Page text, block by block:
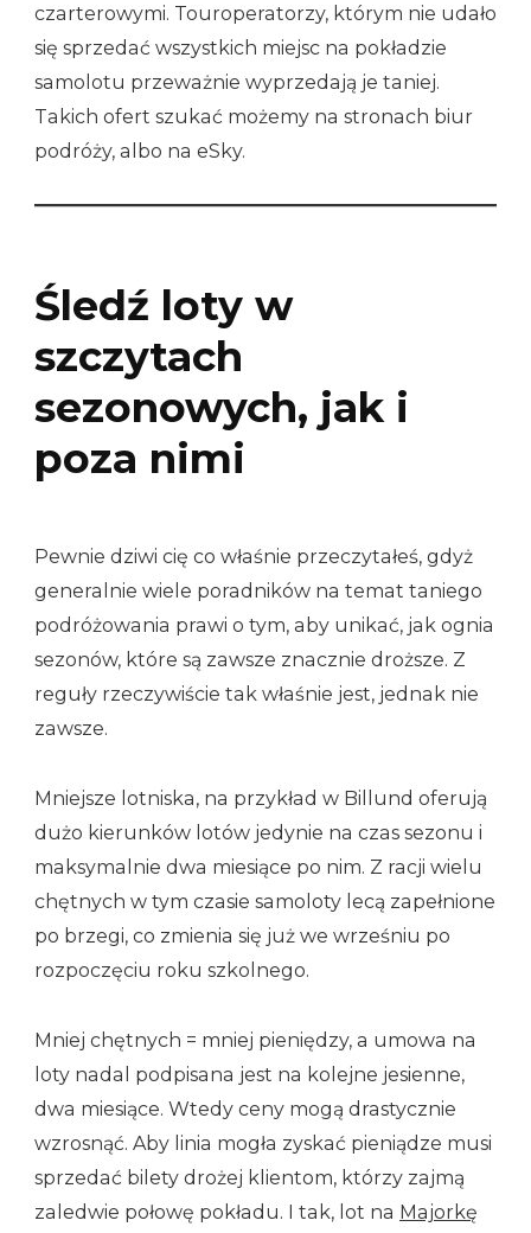
czarterowymi. Touroperatorzy, którym nie udało
się sprzedać wszystkich miejsc na pokładzie
samolotu przeważnie wyprzedają je taniej.
Takich ofert szukać możemy na stronach biur
podróży, albo na eSky.
Śledź loty w
szczytach
sezonowych, jak i
poza nimi
Pewnie dziwi cię co właśnie przeczytałeś, gdyż
generalnie wiele poradników na temat taniego
podróżowania prawi o tym, aby unikać, jak ognia
sezonów, które są zawsze znacznie droższe. Z
reguły rzeczywiście tak właśnie jest, jednak nie
zawsze.
Mniejsze lotniska, na przykład w Billund oferują
dużo kierunków lotów jedynie na czas sezonu i
maksymalnie dwa miesiące po nim. Z racji wielu
chętnych w tym czasie samoloty lecą zapełnione
po brzegi, co zmienia się już we wrześniu po
rozpoczęciu roku szkolnego.
Mniej chętnych = mniej pieniędzy, a umowa na
loty nadal podpisana jest na kolejne jesienne,
dwa miesiące. Wtedy ceny mogą drastycznie
wzrosnąć. Aby linia mogła zyskać pieniądze musi
sprzedać bilety drożej klientom, którzy zajmą
zaledwie połowę pokładu. I tak, lot na Majorkę